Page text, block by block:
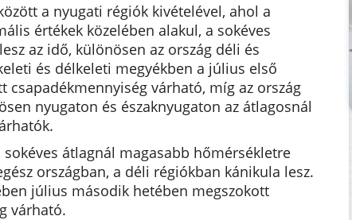
a nyugati régiók kivételével, ahol a
értékek közelében alakul, a sokéves
az idő, különösen az ország déli és
és délkeleti megyékben a július első
csapadékmennyiség várható, míg az ország
nyugaton és északnyugaton az átlagosnál
sokéves átlagnál magasabb hőmérsékletre
országban, a déli régiókban kánikula lesz.
július második hetében megszokott
várható.